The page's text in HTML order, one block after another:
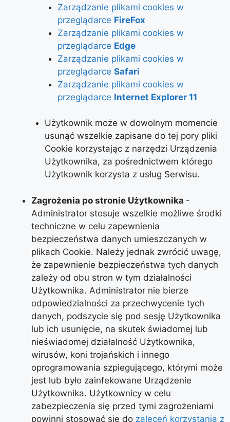
Zarządzanie plikami cookies w
przeglądarce FireFox
Zarządzanie plikami cookies w
przeglądarce Edge
Zarządzanie plikami cookies w
przeglądarce Safari
Zarządzanie plikami cookies w
przeglądarce Internet Explorer 11
Użytkownik może w dowolnym momencie
usunąć wszelkie zapisane do tej pory pliki
Cookie korzystając z narzędzi Urządzenia
Użytkownika, za pośrednictwem którego
Użytkownik korzysta z usług Serwisu.
Zagrożenia po stronie Użytkownika -
Administrator stosuje wszelkie możliwe środki
techniczne w celu zapewnienia
bezpieczeństwa danych umieszczanych w
plikach Cookie. Należy jednak zwrócić uwagę,
że zapewnienie bezpieczeństwa tych danych
zależy od obu stron w tym działalności
Użytkownika. Administrator nie bierze
odpowiedzialności za przechwycenie tych
danych, podszycie się pod sesję Użytkownika
lub ich usunięcie, na skutek świadomej lub
nieświadomej działalność Użytkownika,
wirusów, koni trojańskich i innego
oprogramowania szpiegującego, którymi może
jest lub było zainfekowane Urządzenie
Użytkownika. Użytkownicy w celu
zabezpieczenia się przed tymi zagrożeniami
powinni stosować się do zaleceń korzystania z